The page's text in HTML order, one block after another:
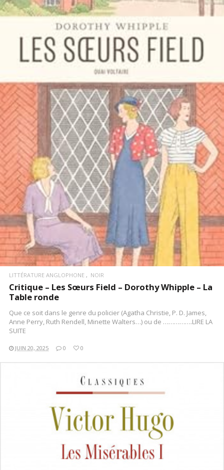
LIRE LA SUITE
LITTÉRATURE ANGLOPHONE NOIR
Critique – Les Sœurs Field – Dorothy Whipple – La
Table ronde
Que ce soit dans le genre du policier (Agatha Christie, P. D. James,
Anne Perry, Ruth Rendell, Minette Walters…) ou de …………….LIRE LA
SUITE
JUIN 20, 2025 0 0